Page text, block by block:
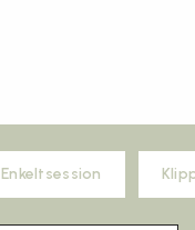
Enkeltsession